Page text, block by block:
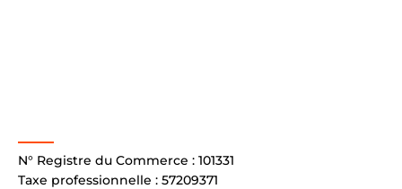
N° Registre du Commerce : 101331
Taxe professionnelle : 57209371